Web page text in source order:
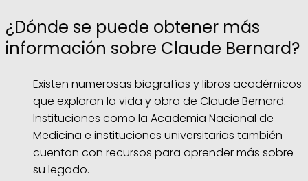
¿Dónde se puede obtener más
información sobre Claude Bernard?
Existen numerosas biografías y libros académicos
que exploran la vida y obra de Claude Bernard.
Instituciones como la Academia Nacional de
Medicina e instituciones universitarias también
cuentan con recursos para aprender más sobre
su legado.